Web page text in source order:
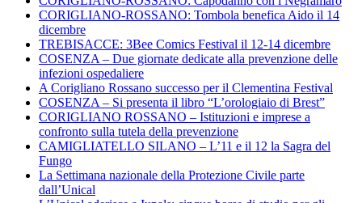
CORIGLIANO-ROSSANO: Tombola benefica Aido il 14
dicembre
TREBISACCE: 3Bee Comics Festival il 12-14 dicembre
COSENZA – Due giornate dedicate alla prevenzione delle
infezioni ospedaliere
A Corigliano Rossano successo per il Clementina Festival
COSENZA – Si presenta il libro “L’orologiaio di Brest”
CORIGLIANO ROSSANO – Istituzioni e imprese a
confronto sulla tutela della prevenzione
CAMIGLIATELLO SILANO – L’11 e il 12 la Sagra del
Fungo
La Settimana nazionale della Protezione Civile parte
dall’Unical